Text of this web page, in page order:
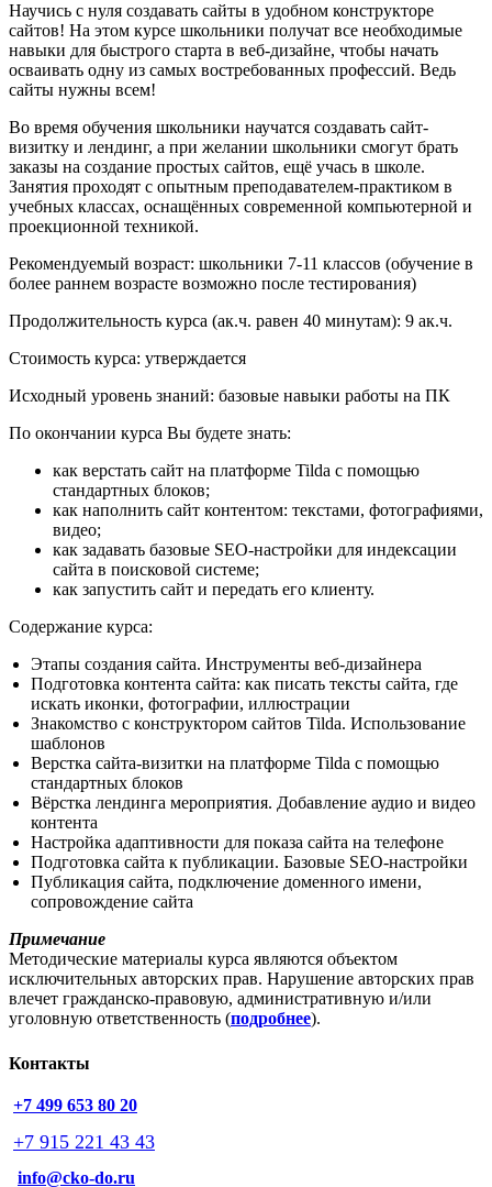
Научись с нуля создавать сайты в удобном конструкторе
сайтов! На этом курсе школьники получат все необходимые
навыки для быстрого старта в веб-дизайне, чтобы начать
осваивать одну из самых востребованных профессий. Ведь
сайты нужны всем!
Во время обучения школьники научатся создавать сайт-
визитку и лендинг, а при желании школьники смогут брать
заказы на создание простых сайтов, ещё учась в школе.
Занятия проходят с опытным преподавателем-практиком в
учебных классах, оснащённых современной компьютерной и
проекционной техникой.
Рекомендуемый возраст: школьники 7-11 классов (обучение в
более раннем возрасте возможно после тестирования)
Продолжительность курса (ак.ч. равен 40 минутам): 9 ак.ч.
Стоимость курса: утверждается
Исходный уровень знаний: базовые навыки работы на ПК
По окончании курса Вы будете знать:
как верстать сайт на платформе Tilda с помощью
стандартных блоков;
как наполнить сайт контентом: текстами, фотографиями,
видео;
как задавать базовые SEO-настройки для индексации
сайта в поисковой системе;
как запустить сайт и передать его клиенту.
Содержание курса:
Этапы создания сайта. Инструменты веб-дизайнера
Подготовка контента сайта: как писать тексты сайта, где
искать иконки, фотографии, иллюстрации
Знакомство с конструктором сайтов Tilda. Использование
шаблонов
Верстка сайта-визитки на платформе Tilda с помощью
стандартных блоков
Вёрстка лендинга мероприятия. Добавление аудио и видео
контента
Настройка адаптивности для показа сайта на телефоне
Подготовка сайта к публикации. Базовые SEO-настройки
Публикация сайта, подключение доменного имени,
сопровождение сайта
Примечание
Методические материалы курса являются объектом
исключительных авторских прав. Нарушение авторских прав
влечет гражданско-правовую, административную и/или
уголовную ответственность (подробнее).
Контакты
+7 499 653 80 20
+7 915 221 43 43
info@cko-do.ru